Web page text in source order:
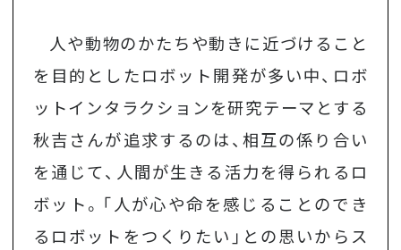
人や動物のかたちや動きに近づけること
を目的としたロボット開発が多い中、ロボ
ットインタラクションを研究テーマとする
秋吉さんが追求するのは、相互の係り合い
を通じて、人間が生きる活力を得られるロ
ボット。「人が心や命を感じることのでき
るロボットをつくりたい」との思いからス